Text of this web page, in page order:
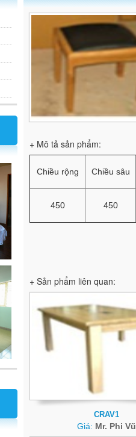
+ Mô tả sản phẩm:
Chiều rộng Chiều sâu
450 450
+ Sản phẩm liên quan:
CRAV1
Giá: Mr. Phi Vũ